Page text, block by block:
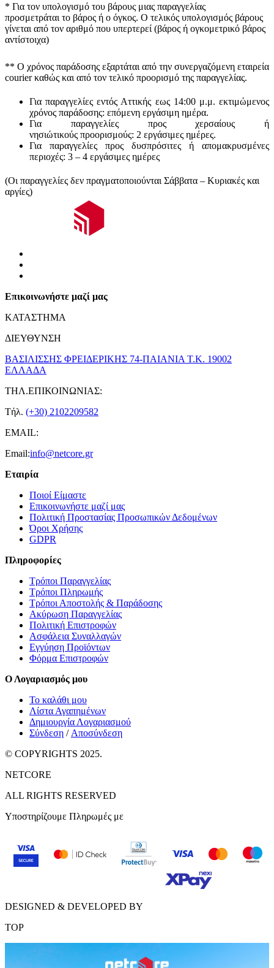
* Για τον υπολογισμό του βάρους μιας παραγγελίας
προσμετράται το βάρος ή ο όγκος. Ο τελικός υπολογισμός βάρους
γίνεται από τον αριθμό που υπερτερεί (βάρος ή ογκομετρικό βάρος
αντίστοιχα)
** Ο χρόνος παράδοσης εξαρτάται από την συνεργαζόμενη εταιρεία
courier καθώς και από τον τελικό προορισμό της παραγγελίας.
Για παραγγελίες εντός Αττικής εως 14:00 μ.μ. εκτιμώμενος
χρόνος παράδοσης: επόμενη εργάσιμη ημέρα.
Για παραγγελίες προς χερσαίους ή
νησιώτικούς προορισμούς: 2 εργάσιμες ημέρες.
Για παραγγελίες προς δυσπρόσιτες ή απομακρυσμένες
περιοχές: 3 – 4 εργάσιμες ημέρες
(Οι παραγγελίες δεν πραγματοποιούνται Σάββατα – Κυριακές και
αργίες)
Επικοινωνήστε μαζί μας
ΚΑΤΑΣΤΗΜΑ
ΔΙΕΥΘΥΝΣΗ
ΒΑΣΙΛΙΣΣΗΣ ΦΡΕΙΔΕΡΙΚΗΣ 74-ΠΑΙΑΝΙΑ Τ.Κ. 19002
ΕΛΛΑΔΑ
ΤΗΛ.ΕΠΙΚΟΙΝΩΝΙΑΣ:
Τήλ. (+30) 2102209582
EMAIL:
Email:info@netcore.gr
Εταιρία
Ποιοί Είμαστε
Επικοινωνήστε μαζί μας
Πολιτική Προστασίας Προσωπικών Δεδομένων
Όροι Χρήσης
GDPR
Πληροφορίες
Τρόποι Παραγγελίας
Τρόποι Πληρωμής
Τρόποι Αποστολής & Παράδοσης
Ακύρωση Παραγγελίας
Πολιτική Επιστροφών
Ασφάλεια Συναλλαγών
Εγγύηση Προϊόντων
Φόρμα Επιστροφών
Ο Λογαριασμός μου
Το καλάθι μου
Λίστα Αγαπημένων
Δημιουργία Λογαριασμού
Σύνδεση / Αποσύνδεση
© COPYRIGHTS 2025.
NETCORE
ALL RIGHTS RESERVED
Υποστηρίζουμε Πληρωμές με
DESIGNED & DEVELOPED BY
TOP